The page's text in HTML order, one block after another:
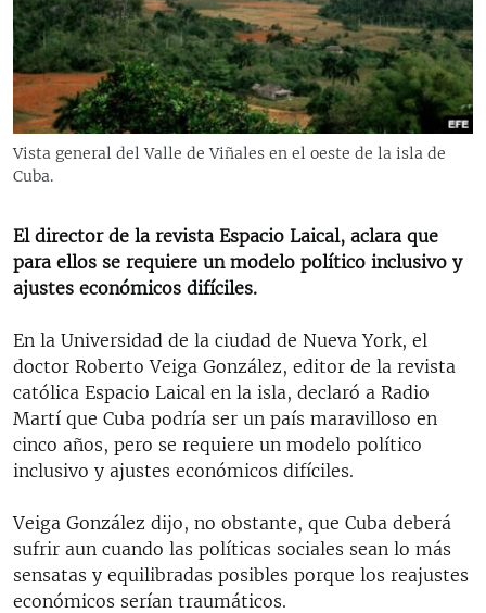
RADIO MARTÍ
ESPECIALES
ESPECIALES
LA REALIDAD DE LA VIVIENDA EN CUBA
SER VIEJO EN CUBA
LOS SANTOS DE HIALEAH
DESINFORMACIÓN RUSA EN AMÉRICA LATINA
LA INVASIÓN DE RUSIA A UCRANIA
MULTIMEDIA
EDITORIALES
Vista general del Valle de Viñales en el oeste de la isla de
Cuba.
El director de la revista Espacio Laical, aclara que
para ellos se requiere un modelo político inclusivo y
ajustes económicos difíciles.
En la Universidad de la ciudad de Nueva York, el
doctor Roberto Veiga González, editor de la revista
católica Espacio Laical en la isla, declaró a Radio
Martí que Cuba podría ser un país maravilloso en
cinco años, pero se requiere un modelo político
inclusivo y ajustes económicos difíciles.
Veiga González dijo, no obstante, que Cuba deberá
sufrir aun cuando las políticas sociales sean lo más
sensatas y equilibradas posibles porque los reajustes
económicos serían traumáticos.